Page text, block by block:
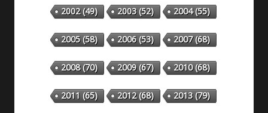
2002(49) 2003(52) 2004(55)
2005(58) 2006(53) 2007(68)
2008(70) 2009(67) 2010(68)
2011 (65) 2012(68) 2013(79)